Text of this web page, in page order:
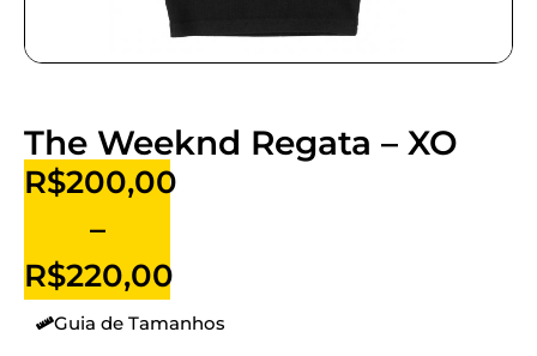
The Weeknd Regata – XO
R$200,00
–
R$220,00
Guia de Tamanhos